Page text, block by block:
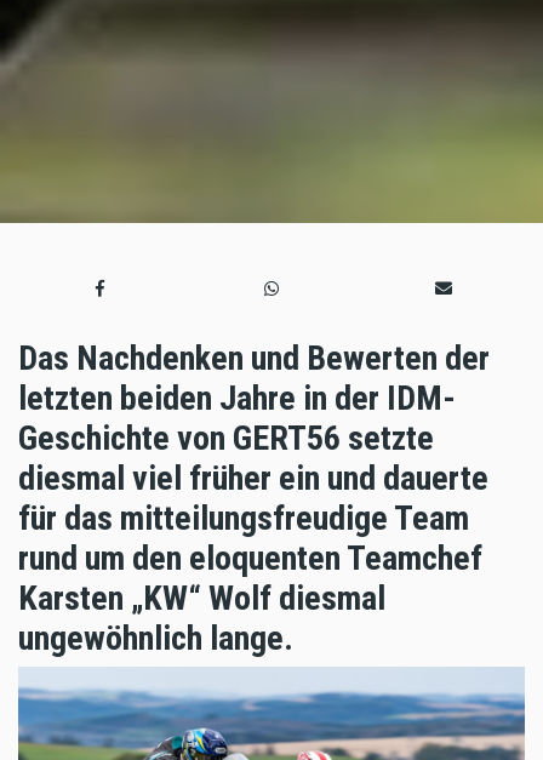
Das Nachdenken und Bewerten der
letzten beiden Jahre in der IDM-
Geschichte von GERT56 setzte
diesmal viel früher ein und dauerte
für das mitteilungsfreudige Team
rund um den eloquenten Teamchef
Karsten „KW“ Wolf diesmal
ungewöhnlich lange.